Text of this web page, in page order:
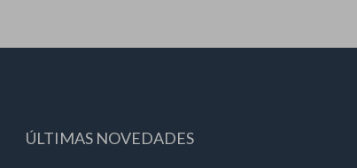
ÚLTIMAS NOVEDADES